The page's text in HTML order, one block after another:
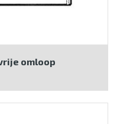
omloop